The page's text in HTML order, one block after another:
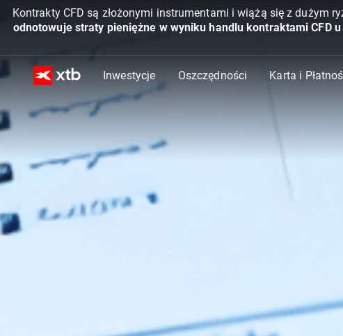
Kontrakty CFD są złożonymi instrumentami i wiążą się z
odnotowuje straty pieniężne w wyniku handlu kontraktami CFD
Inwestycje Oszczędności Karta i